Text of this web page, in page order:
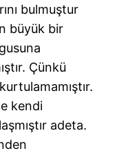
bulmuştur
büyük bir
Çünkü
kendi
adeta.